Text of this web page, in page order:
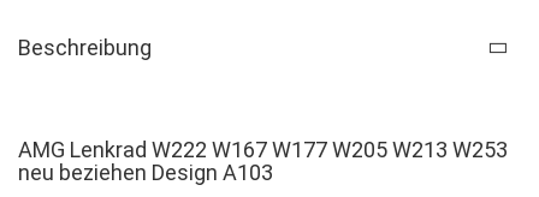
Beschreibung
AMG Lenkrad W222 W167 W177 W205 W213 W253
neu beziehen Design A103